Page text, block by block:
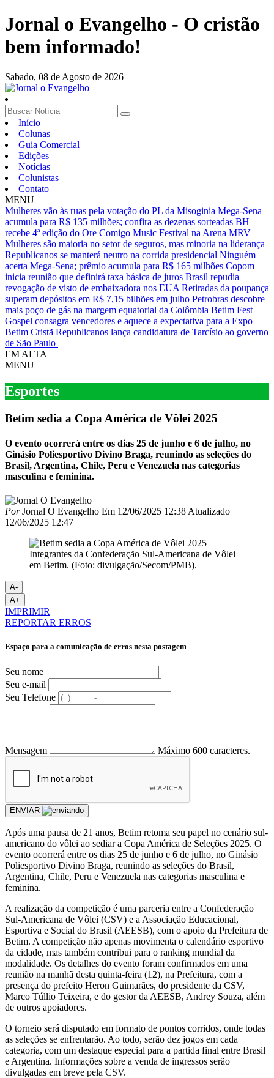
Jornal o Evangelho - O cristão
bem informado!
Sabado, 08 de Agosto de 2026
Início
Colunas
Guia Comercial
Edições
Notícias
Colunistas
Contato
MENU
Mulheres vão às ruas pela votação do PL da Misoginia Mega-Sena
acumula para R$ 135 milhões; confira as dezenas sorteadas BH
recebe 4ª edição do Ore Comigo Music Festival na Arena MRV
Mulheres são maioria no setor de seguros, mas minoria na liderança
Republicanos se manterá neutro na corrida presidencial Ninguém
acerta Mega-Sena; prêmio acumula para R$ 165 milhões Copom
inicia reunião que definirá taxa básica de juros Brasil repudia
revogação de visto de embaixadora nos EUA Retiradas da poupança
superam depósitos em R$ 7,15 bilhões em julho Petrobras descobre
mais poço de gás na margem equatorial da Colômbia Betim Fest
Gospel consagra vencedores e aquece a expectativa para a Expo
Betim Cristã Republicanos lança candidatura de Tarcísio ao governo
de São Paulo
EM ALTA
MENU
Esportes
Betim sedia a Copa América de Vôlei 2025
O evento ocorrerá entre os dias 25 de junho e 6 de julho, no
Ginásio Poliesportivo Divino Braga, reunindo as seleções do
Brasil, Argentina, Chile, Peru e Venezuela nas categorias
masculina e feminina.
PorJornal O Evangelho Em 12/06/2025 12:38 Atualizado
12/06/2025 12:47
Integrantes da Confederação Sul-Americana de Vôlei
em Betim. (Foto: divulgação/Secom/PMB).
A-
A+
IMPRIMIR
REPORTAR ERROS
Espaço para a comunicação de erros nesta postagem
Seu nome
Seu e-mail
Seu Telefone
Mensagem Máximo 600 caracteres.
ENVIAR
Após uma pausa de 21 anos, Betim retoma seu papel no cenário sul-
americano do vôlei ao sediar a Copa América de Seleções 2025. O
evento ocorrerá entre os dias 25 de junho e 6 de julho, no Ginásio
Poliesportivo Divino Braga, reunindo as seleções do Brasil,
Argentina, Chile, Peru e Venezuela nas categorias masculina e
feminina.
A realização da competição é uma parceria entre a Confederação
Sul-Americana de Vôlei (CSV) e a Associação Educacional,
Esportiva e Social do Brasil (AEESB), com o apoio da Prefeitura de
Betim. A competição não apenas movimenta o calendário esportivo
da cidade, mas também contribui para o ranking mundial da
modalidade. Os detalhes do evento foram confirmados em uma
reunião na manhã desta quinta-feira (12), na Prefeitura, com a
presença do prefeito Heron Guimarães, do presidente da CSV,
Marco Túllio Teixeira, e do gestor da AEESB, Andrey Souza, além
de outros apoiadores.
O torneio será disputado em formato de pontos corridos, onde todas
as seleções se enfrentarão. Ao todo, serão dez jogos em cada
categoria, com um destaque especial para a partida final entre Brasil
e Argentina. Informações sobre a venda de ingressos serão
divulgadas em breve pela CSV.